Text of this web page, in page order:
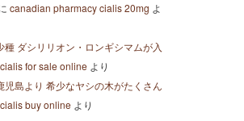
canadian pharmacy cialis 20mg よ
種 ダシリリオン・ロンギシマムが入
cialis for sale online より
児島より 希少なヤシの木がたくさん
cialis buy online より